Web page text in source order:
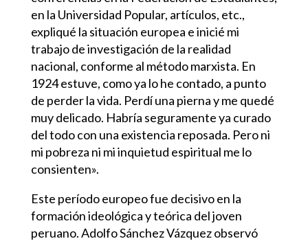
en la Universidad Popular, artículos, etc.,
expliqué la situación europea e inicié mi
trabajo de investigación de la realidad
nacional, conforme al método marxista. En
1924 estuve, como ya lo he contado, a punto
de perder la vida. Perdí una pierna y me quedé
muy delicado. Habría seguramente ya curado
del todo con una existencia reposada. Pero ni
mi pobreza ni mi inquietud espiritual me lo
consienten».
Este período europeo fue decisivo en la
formación ideológica y teórica del joven
peruano. Adolfo Sánchez Vázquez observó